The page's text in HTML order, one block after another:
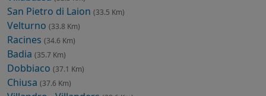
San Pietro di Laion (33.5 Km)
Velturno (33.8 Km)
Racines (34.6 Km)
Badia (35.7 Km)
Dobbiaco (37.1 Km)
Chiusa (37.6 Km)